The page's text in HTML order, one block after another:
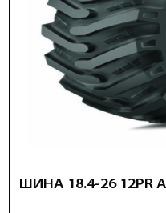
ШИНА 18.4-26 12PR